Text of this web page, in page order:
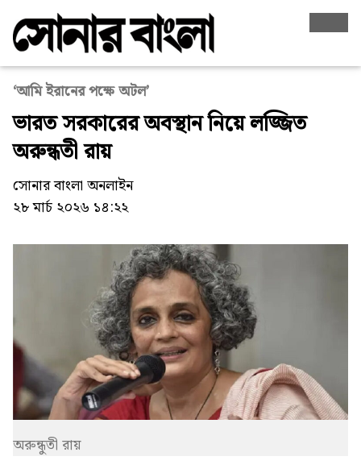
‘আমি ইরানের পক্ষে অটল’
ভারত সরকারের অবস্থান নিয়ে লজ্জিত
অরুন্ধতী রায়
সোনার বাংলা অনলাইন
২৮ মার্চ ২০২৬ ১৪:২২
অরুন্ধুতী রায়